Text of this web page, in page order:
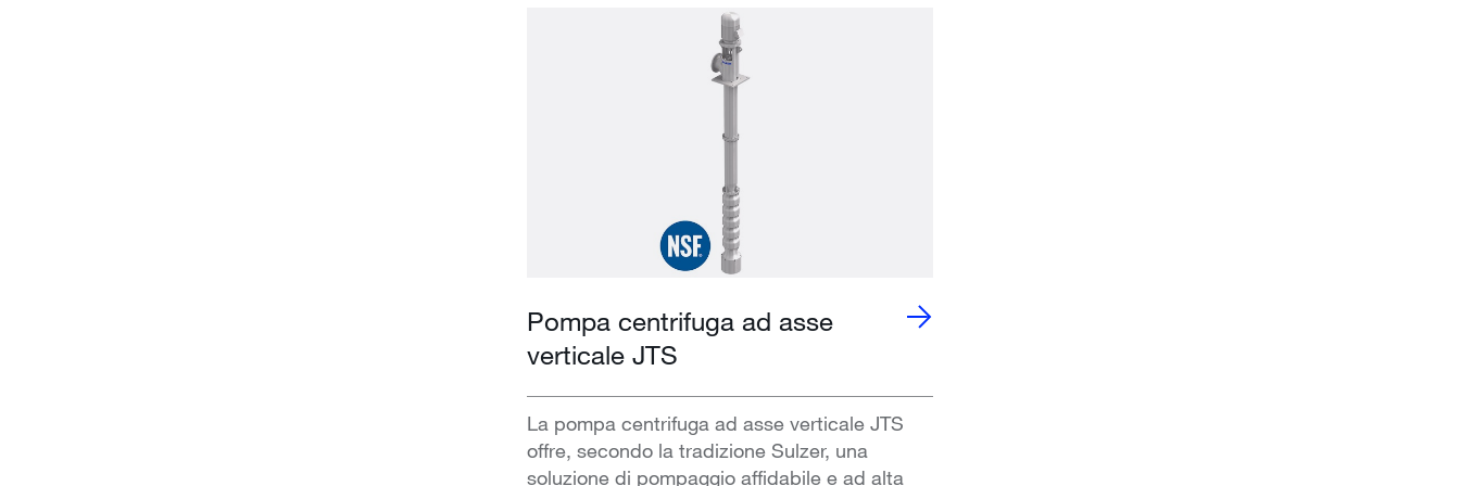
Pompa centrifuga ad asse
verticale JTS
La pompa centrifuga ad asse verticale JTS
offre, secondo la tradizione Sulzer, una
soluzione di pompaggio affidabile e ad alta